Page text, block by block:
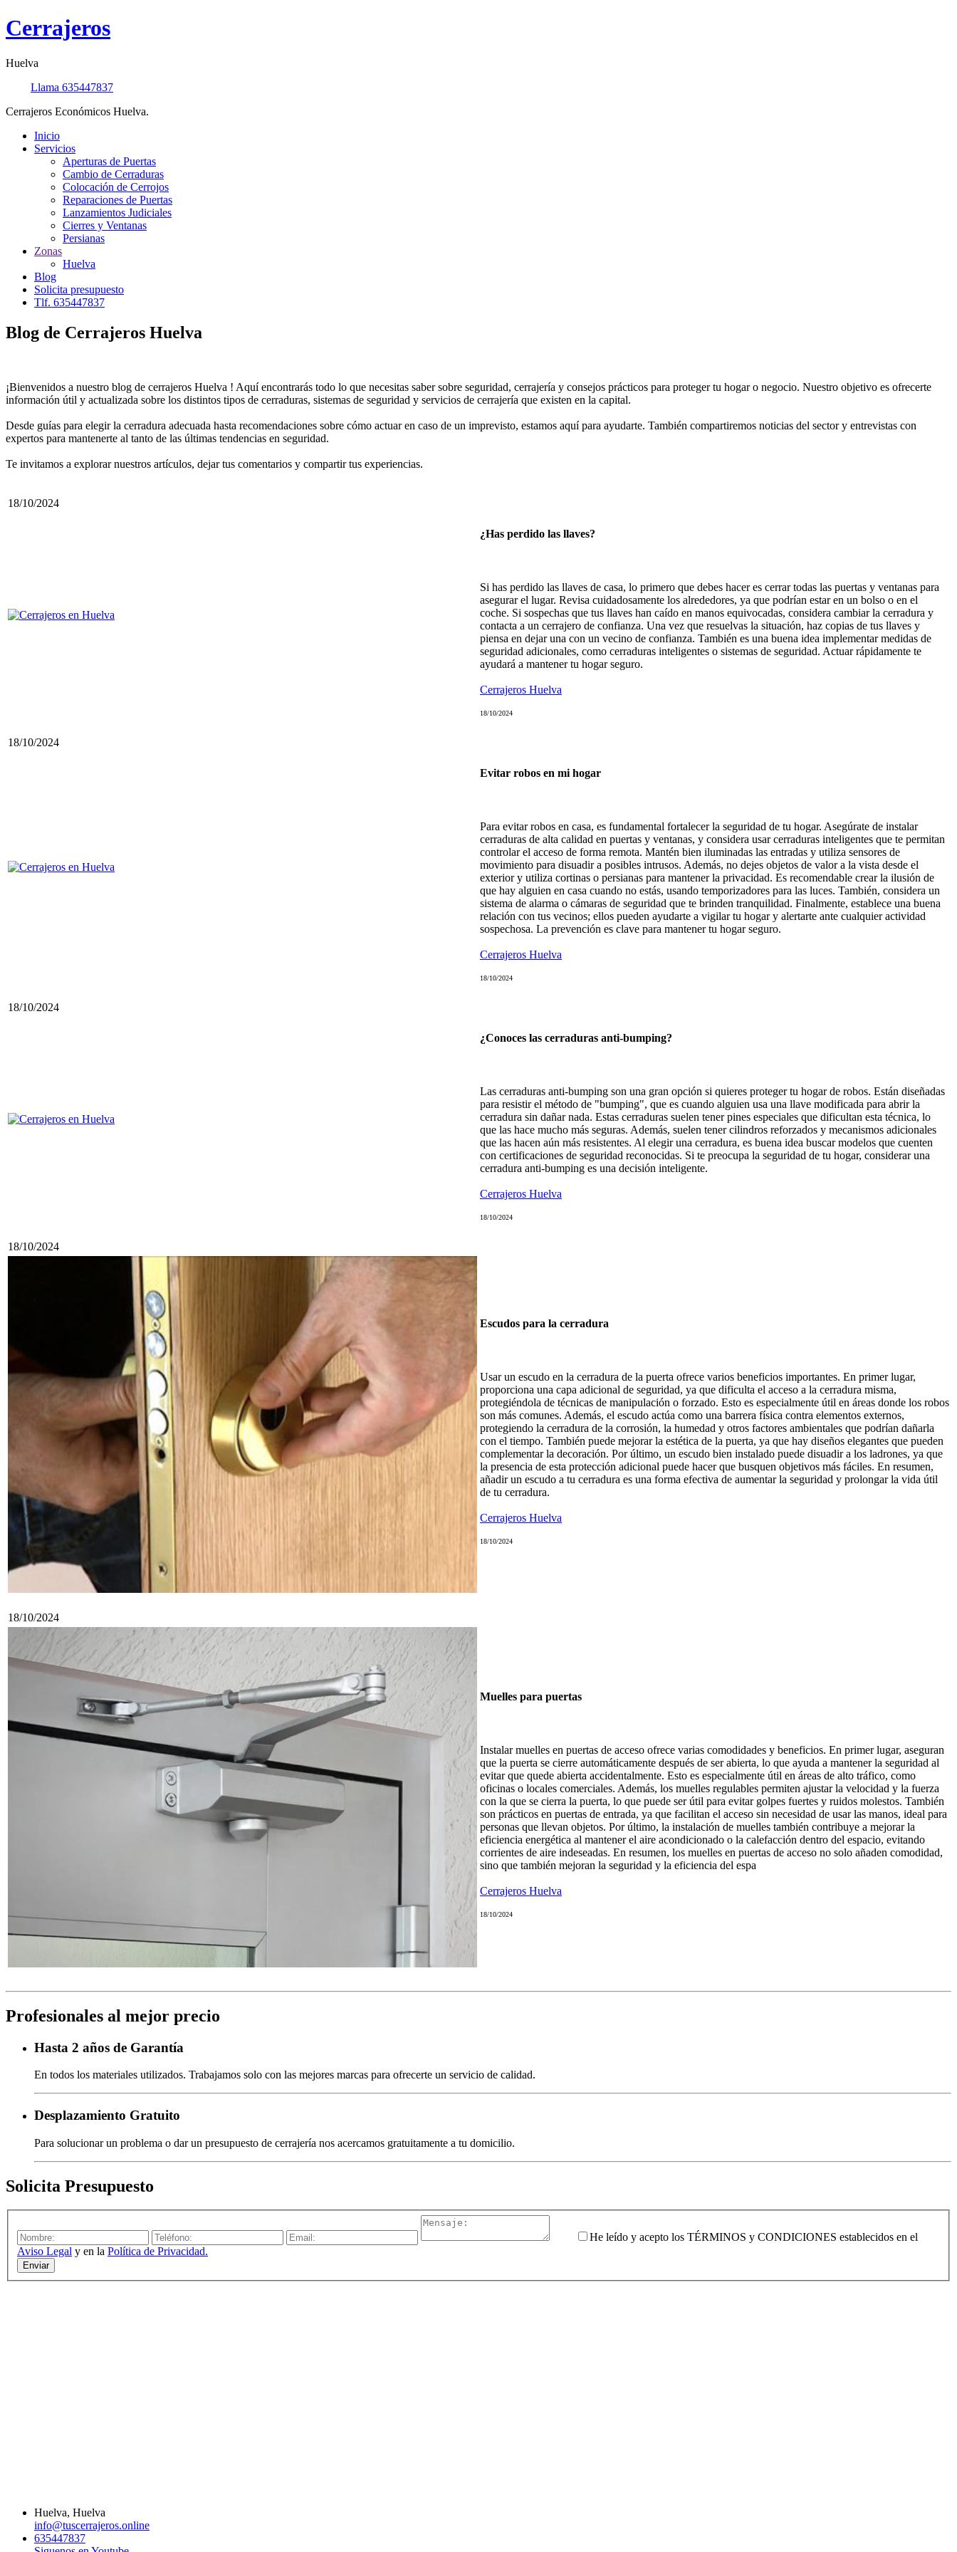
Cerrajeros
Huelva
Llama 635447837
Cerrajeros Económicos Huelva.
Inicio
Servicios
Aperturas de Puertas
Cambio de Cerraduras
Colocación de Cerrojos
Reparaciones de Puertas
Lanzamientos Judiciales
Cierres y Ventanas
Persianas
Zonas
Huelva
Blog
Solicita presupuesto
Tlf. 635447837
Blog de Cerrajeros Huelva
¡Bienvenidos a nuestro blog de cerrajeros Huelva ! Aquí encontrarás todo lo que necesitas saber sobre seguridad, cerrajería y consejos prácticos para proteger tu hogar o negocio. Nuestro objetivo es ofrecerte
información útil y actualizada sobre los distintos tipos de cerraduras, sistemas de seguridad y servicios de cerrajería que existen en la capital.
Desde guías para elegir la cerradura adecuada hasta recomendaciones sobre cómo actuar en caso de un imprevisto, estamos aquí para ayudarte. También compartiremos noticias del sector y entrevistas con
expertos para mantenerte al tanto de las últimas tendencias en seguridad.
Te invitamos a explorar nuestros artículos, dejar tus comentarios y compartir tus experiencias.
18/10/2024
¿Has perdido las llaves?
Si has perdido las llaves de casa, lo primero que debes hacer es cerrar todas las puertas y ventanas para
asegurar el lugar. Revisa cuidadosamente los alrededores, ya que podrían estar en un bolso o en el
coche. Si sospechas que tus llaves han caído en manos equivocadas, considera cambiar la cerradura y
contacta a un cerrajero de confianza. Una vez que resuelvas la situación, haz copias de tus llaves y
piensa en dejar una con un vecino de confianza. También es una buena idea implementar medidas de
seguridad adicionales, como cerraduras inteligentes o sistemas de seguridad. Actuar rápidamente te
ayudará a mantener tu hogar seguro.
Cerrajeros Huelva
18/10/2024
18/10/2024
Evitar robos en mi hogar
Para evitar robos en casa, es fundamental fortalecer la seguridad de tu hogar. Asegúrate de instalar
cerraduras de alta calidad en puertas y ventanas, y considera usar cerraduras inteligentes que te permitan
controlar el acceso de forma remota. Mantén bien iluminadas las entradas y utiliza sensores de
movimiento para disuadir a posibles intrusos. Además, no dejes objetos de valor a la vista desde el
exterior y utiliza cortinas o persianas para mantener la privacidad. Es recomendable crear la ilusión de
que hay alguien en casa cuando no estás, usando temporizadores para las luces. También, considera un
sistema de alarma o cámaras de seguridad que te brinden tranquilidad. Finalmente, establece una buena
relación con tus vecinos; ellos pueden ayudarte a vigilar tu hogar y alertarte ante cualquier actividad
sospechosa. La prevención es clave para mantener tu hogar seguro.
Cerrajeros Huelva
18/10/2024
18/10/2024
¿Conoces las cerraduras anti-bumping?
Las cerraduras anti-bumping son una gran opción si quieres proteger tu hogar de robos. Están diseñadas
para resistir el método de "bumping", que es cuando alguien usa una llave modificada para abrir la
cerradura sin dañar nada. Estas cerraduras suelen tener pines especiales que dificultan esta técnica, lo
que las hace mucho más seguras. Además, suelen tener cilindros reforzados y mecanismos adicionales
que las hacen aún más resistentes. Al elegir una cerradura, es buena idea buscar modelos que cuenten
con certificaciones de seguridad reconocidas. Si te preocupa la seguridad de tu hogar, considerar una
cerradura anti-bumping es una decisión inteligente.
Cerrajeros Huelva
18/10/2024
18/10/2024
Escudos para la cerradura
Usar un escudo en la cerradura de la puerta ofrece varios beneficios importantes. En primer lugar,
proporciona una capa adicional de seguridad, ya que dificulta el acceso a la cerradura misma,
protegiéndola de técnicas de manipulación o forzado. Esto es especialmente útil en áreas donde los robos
son más comunes. Además, el escudo actúa como una barrera física contra elementos externos,
protegiendo la cerradura de la corrosión, la humedad y otros factores ambientales que podrían dañarla
con el tiempo. También puede mejorar la estética de la puerta, ya que hay diseños elegantes que pueden
complementar la decoración. Por último, un escudo bien instalado puede disuadir a los ladrones, ya que
la presencia de esta protección adicional puede hacer que busquen objetivos más fáciles. En resumen,
añadir un escudo a tu cerradura es una forma efectiva de aumentar la seguridad y prolongar la vida útil
de tu cerradura.
Cerrajeros Huelva
18/10/2024
18/10/2024
Muelles para puertas
Instalar muelles en puertas de acceso ofrece varias comodidades y beneficios. En primer lugar, aseguran
que la puerta se cierre automáticamente después de ser abierta, lo que ayuda a mantener la seguridad al
evitar que quede abierta accidentalmente. Esto es especialmente útil en áreas de alto tráfico, como
oficinas o locales comerciales. Además, los muelles regulables permiten ajustar la velocidad y la fuerza
con la que se cierra la puerta, lo que puede ser útil para evitar golpes fuertes y ruidos molestos. También
son prácticos en puertas de entrada, ya que facilitan el acceso sin necesidad de usar las manos, ideal para
personas que llevan objetos. Por último, la instalación de muelles también contribuye a mejorar la
eficiencia energética al mantener el aire acondicionado o la calefacción dentro del espacio, evitando
corrientes de aire indeseadas. En resumen, los muelles en puertas de acceso no solo añaden comodidad,
sino que también mejoran la seguridad y la eficiencia del espa
Cerrajeros Huelva
18/10/2024
Profesionales al mejor precio
Hasta 2 años de Garantía
En todos los materiales utilizados. Trabajamos solo con las mejores marcas para ofrecerte un servicio de calidad.
Desplazamiento Gratuito
Para solucionar un problema o dar un presupuesto de cerrajería nos acercamos gratuitamente a tu domicilio.
Solicita Presupuesto
He leído y acepto los TÉRMINOS y CONDICIONES establecidos en el
Aviso Legal y en la Política de Privacidad.
Enviar
Huelva, Huelva
info@tuscerrajeros.online
635447837